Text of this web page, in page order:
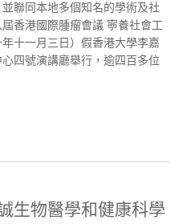
聯同本地多個知名的學術及社
香港國際腫瘤會議 寧養社會工
十一月三日）假香港大學李嘉
四號演講廳舉行，逾四百多位
生物醫學和健康科學